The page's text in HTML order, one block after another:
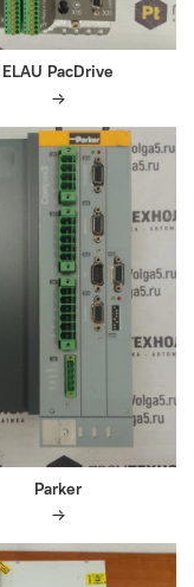
ELAU PacDrive
Parker